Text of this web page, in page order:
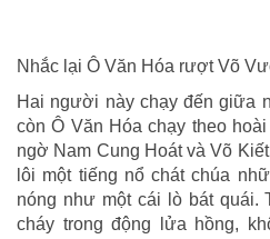
Nhắc lại Ô Văn Hóa rượt Võ
Hai người này chạy đến giữa
còn Ô Văn Hóa chạy theo
ngờ Nam Cung Hoát và Võ
lôi một tiếng nổ chát chúa
nóng như một cái lò bát quái.
cháy trong động lửa hồng,